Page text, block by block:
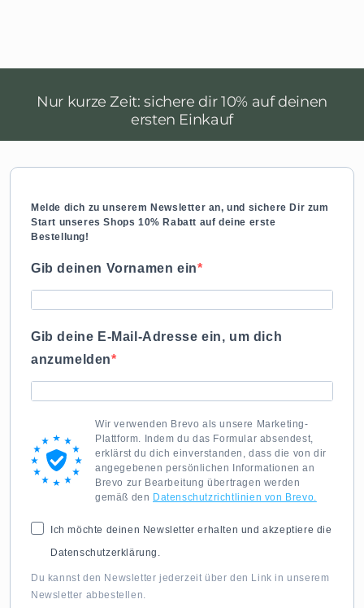
Nur kurze Zeit: sichere dir 10% auf deinen
ersten Einkauf
Melde dich zu unserem Newsletter an, und sichere Dir zum
Start unseres Shops 10% Rabatt auf deine erste
Bestellung!
Gib deinen Vornamen ein
Gib deine E-Mail-Adresse ein, um dich
anzumelden
Wir verwenden Brevo als unsere Marketing-
Plattform. Indem du das Formular absendest,
erklärst du dich einverstanden, dass die von dir
angegebenen persönlichen Informationen an
Brevo zur Bearbeitung übertragen werden
gemäß den Datenschutzrichtlinien von Brevo.
Ich möchte deinen Newsletter erhalten und akzeptiere die
Datenschutzerklärung.
Du kannst den Newsletter jederzeit über den Link in unserem
Newsletter abbestellen.